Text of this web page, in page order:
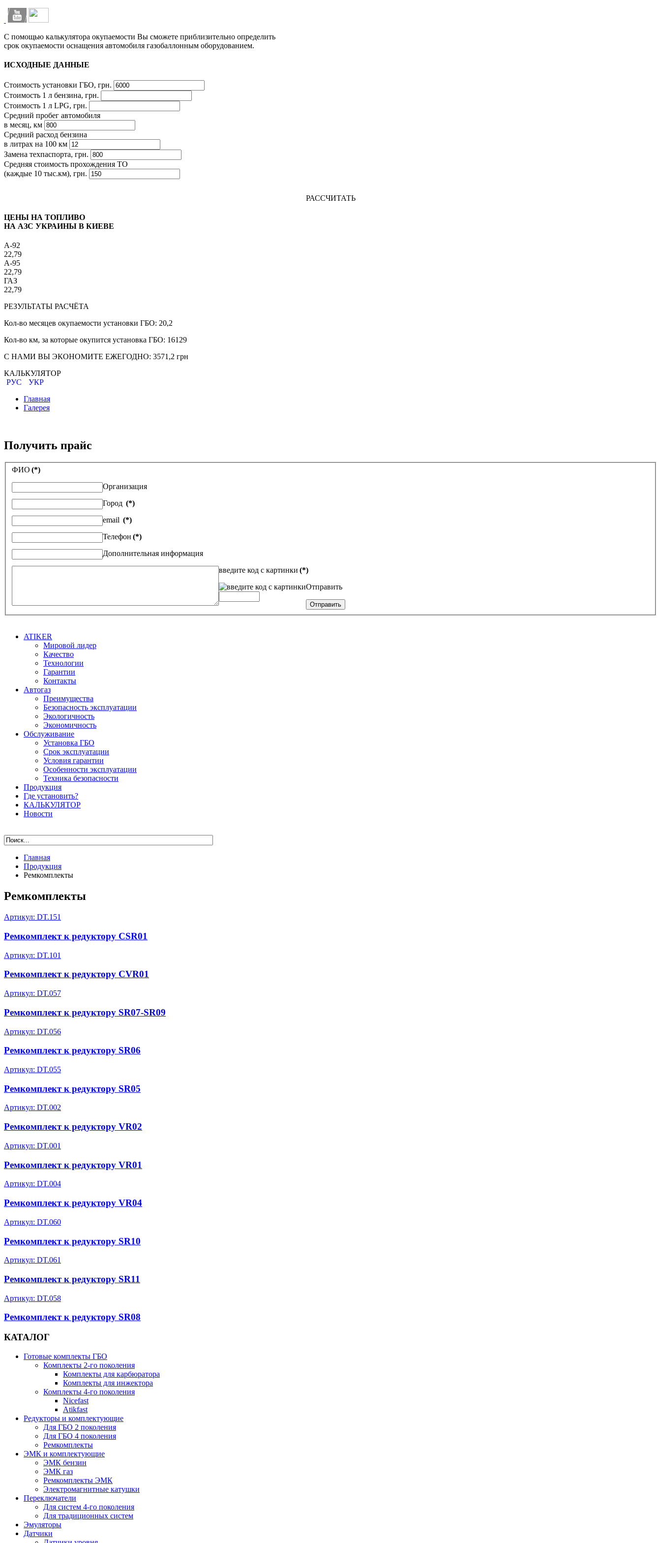
С помощью калькулятора окупаемости Вы сможете приблизительно определить
срок окупаемости оснащения автомобиля газобаллонным оборудованием.
ИСХОДНЫЕ ДАННЫЕ
Стоимость установки ГБО, грн.
Стоимость 1 л бензина, грн.
Стоимость 1 л LPG, грн.
Средний пробег автомобиля
в месяц, км
Средний расход бензина
в литрах на 100 км
Замена техпаспорта, грн.
Средняя стоимость прохождения ТО
(каждые 10 тыс.км), грн.
РАССЧИТАТЬ
ЦЕНЫ НА ТОПЛИВО
НА АЗС УКРАИНЫ В КИЕВЕ
A-92
22,79
A-95
22,79
ГАЗ
22,79
РЕЗУЛЬТАТЫ РАСЧЁТА
Кол-во месяцев окупаемости установки ГБО: 20,2
Кол-во км, за которые окупится установка ГБО: 16129
С НАМИ ВЫ ЭКОНОМИТЕ ЕЖЕГОДНО: 3571,2 грн
КАЛЬКУЛЯТОР
РУС
УКР
Главная
Галерея
Получить прайс
ФИО (*)
Организация
Город (*)
email (*)
Телефон (*)
Дополнительная информация
введите код с картинки (*)
Отправить
Отправить
ATIKER
Мировой лидер
Качество
Технологии
Гарантии
Контакты
Автогаз
Преимущества
Безопасность эксплуатации
Экологичность
Экономичность
Обслуживание
Установка ГБО
Срок эксплуатации
Условия гарантии
Особенности эксплуатации
Техника безопасности
Продукция
Где установить?
КАЛЬКУЛЯТОР
Новости
Главная
Продукция
Ремкомплекты
Ремкомплекты
Артикул: DT.151
Ремкомплект к редуктору CSR01
Артикул: DT.101
Ремкомплект к редуктору CVR01
Артикул: DT.057
Ремкомплект к редуктору SR07-SR09
Артикул: DT.056
Ремкомплект к редуктору SR06
Артикул: DT.055
Ремкомплект к редуктору SR05
Артикул: DT.002
Ремкомплект к редуктору VR02
Артикул: DT.001
Ремкомплект к редуктору VR01
Артикул: DT.004
Ремкомплект к редуктору VR04
Артикул: DT.060
Ремкомплект к редуктору SR10
Артикул: DT.061
Ремкомплект к редуктору SR11
Артикул: DT.058
Ремкомплект к редуктору SR08
КАТАЛОГ
Готовые комплекты ГБО
Комплекты 2-го поколения
Комплекты для карбюратора
Комплекты для инжектора
Комплекты 4-го поколения
Nicefast
Atikfast
Редукторы и комплектующие
Для ГБО 2 поколения
Для ГБО 4 поколения
Ремкомплекты
ЭМК и комплектующие
ЭМК бензин
ЭМК газ
Ремкомплекты ЭМК
Электромагнитные катушки
Переключатели
Для систем 4-го поколения
Для традиционных систем
Эмуляторы
Датчики